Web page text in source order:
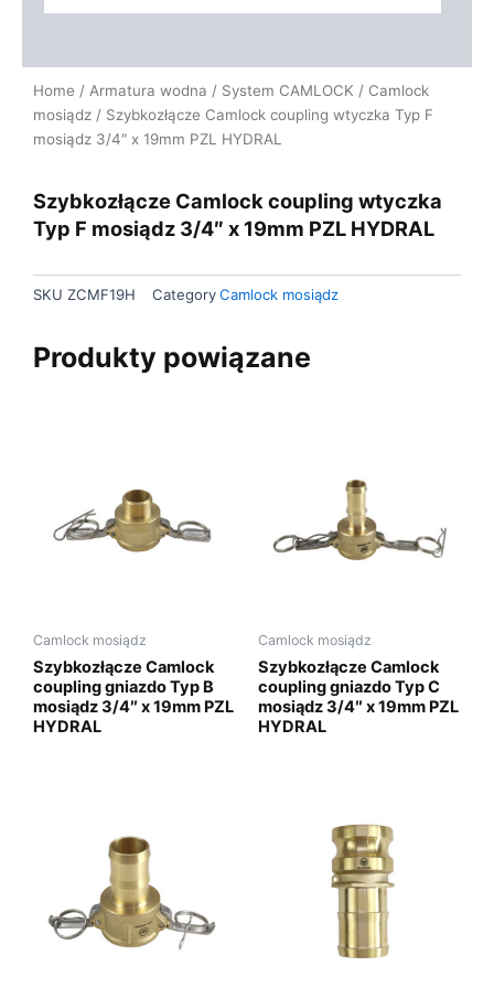
Home / Armatura wodna / System CAMLOCK / Camlock
mosiądz / Szybkozłącze Camlock coupling wtyczka Typ F
mosiądz 3/4″ x 19mm PZL HYDRAL
Szybkozłącze Camlock coupling wtyczka
Typ F mosiądz 3/4″ x 19mm PZL HYDRAL
SKU ZCMF19H CategoryCamlock mosiądz
Produkty powiązane
Camlock mosiądz
Szybkozłącze Camlock
coupling gniazdo Typ B
mosiądz 3/4″ x 19mm PZL
HYDRAL
Camlock mosiądz
Szybkozłącze Camlock
coupling gniazdo Typ C
mosiądz 3/4″ x 19mm PZL
HYDRAL